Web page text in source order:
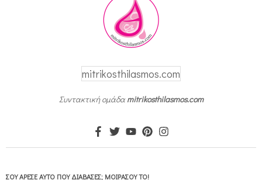
mitrikosthilasmos.com
Συντακτική ομάδαmitrikosthilasmos.com
ΣΟΥ ΆΡΕΣΕ ΑΥΤΌ ΠΟΥ ΔΙΆΒΑΣΕΣ; ΜΟΙΡΆΣΟΥ ΤΟ!